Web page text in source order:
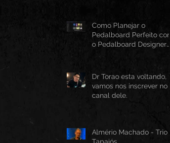
Como Planejar o
Pedalboard Perfeito com
o Pedalboard Designer
Dr Torao esta voltando,
vamos nos inscrever no
canal dele.
Almério Machado - Trio
Tapajós